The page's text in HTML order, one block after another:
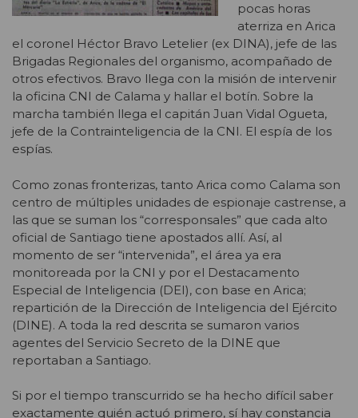
pocas horas
aterriza en Arica
el coronel Héctor Bravo Letelier (ex DINA), jefe de las
Brigadas Regionales del organismo, acompañado de
otros efectivos. Bravo llega con la misión de intervenir
la oficina CNI de Calama y hallar el botín. Sobre la
marcha también llega el capitán Juan Vidal Ogueta,
jefe de la Contrainteligencia de la CNI. El espía de los
espías.
Como zonas fronterizas, tanto Arica como Calama son
centro de múltiples unidades de espionaje castrense, a
las que se suman los “corresponsales” que cada alto
oficial de Santiago tiene apostados allí. Así, al
momento de ser “intervenida”, el área ya era
monitoreada por la CNI y por el Destacamento
Especial de Inteligencia (DEI), con base en Arica;
repartición de la Dirección de Inteligencia del Ejército
(DINE). A toda la red descrita se sumaron varios
agentes del Servicio Secreto de la DINE que
reportaban a Santiago.
Si por el tiempo transcurrido se ha hecho difícil saber
exactamente quién actuó primero, sí hay constancia